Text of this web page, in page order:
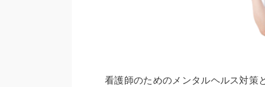
看護師のためのメンタルヘルス対策